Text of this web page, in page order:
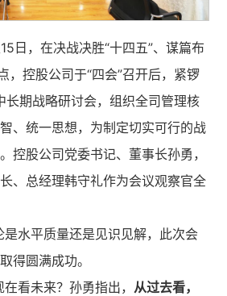
日，在决战决胜“十四五”、谋篇布
，控股公司于“四会”召开后，紧锣
期战略研讨会，组织全司管理核
、统一思想，为制定切实可行的战
控股公司党委书记、董事长孙勇，
、总经理韩守礼作为会议观察官全
是水平质量还是见识见解，此次会
得圆满成功。
看未来？孙勇指出， 从过去看，